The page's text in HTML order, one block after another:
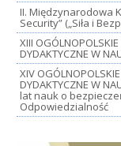
II. Międzynarodowa
Security” („Siła i
XIII
DYDAKTYCZNE W
XIV
DYDAKTYCZNE W
lat nauk o
Odpowiedzialność